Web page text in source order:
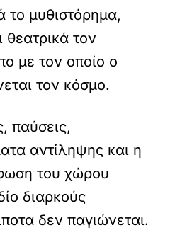
το μυθιστόρημα,
τον
με τον οποίο ο
τον κόσμο.
παύσεις,
αντίληψης και η
του χώρου
διαρκούς
δεν παγιώνεται.